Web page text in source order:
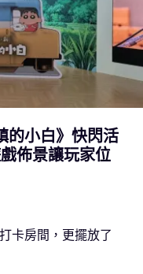
的小白》快閃活
佈景讓玩家位
卡房間，更擺放了